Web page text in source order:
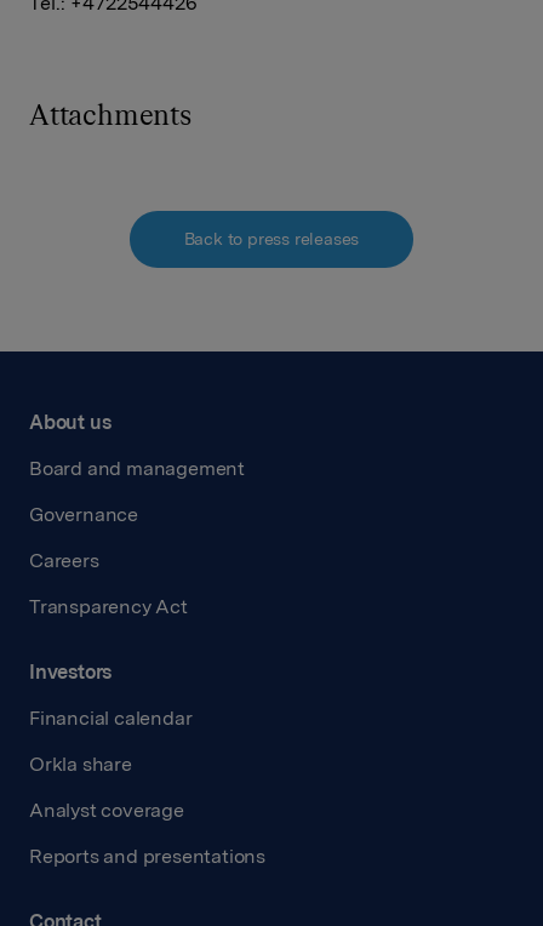
Attachments
Back to press releases
About us
Board and management
Governance
Careers
Transparency Act
Investors
Financial calendar
Orkla share
Analyst coverage
Reports and presentations